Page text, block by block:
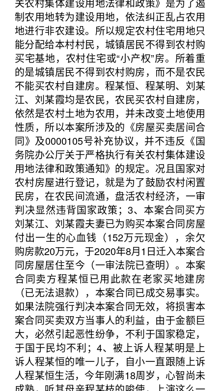
制农用地转为建设用地，依法纠正乱占农用
地进行非农建设。所以规定农村住宅用地只
能分配给本村村民，城镇居民不得到农村购
买宅基地，农村住宅或“小产权”房。所着重
的是城镇居民不得到农村购房，而不是农民
不能买农村自建房。程某恒、程某明、刘某
江、刘某霞均是农民，农民买农村自建房，
依然是农村土地为农用，并未改变土地使用
性质，所以本案所涉及的《房屋买卖居间合
同》及0000105号补充协议，并不违反《国
务院办公厅关于严格执行有关农村集体建设
用地法律和政策通知》的规定。况且国家对
农村房屋进行登记，就是为了鼓励农村闲置
民房，在农民间流通，盘活农村经济，一审
判决显然违背国家政策；3、本案合同买方
刘某江、刘某霞夫妻已为购买本案合同房屋
付出一生的心血钱（152万元现金），余欠
购房款20万元，于2020年8月1日迁入本案合
同房屋居住至今（一审法院已查明）。本案
合同卖方程某恒已用此款在老家买地建房
（已无法退款），本案合同已成交易事实。
如果法院强行判决本案合同无效，将损害本
案合同买卖双方当事人的利益，由于金额巨
大，必然引起恶性纷争，不利于国家稳定，
于国于民均不利；4、被上诉人程某明是上
诉人程某恒的唯一儿子，自小一直跟随上诉
人程某恒生活，今年刚满18周岁，心智尚未